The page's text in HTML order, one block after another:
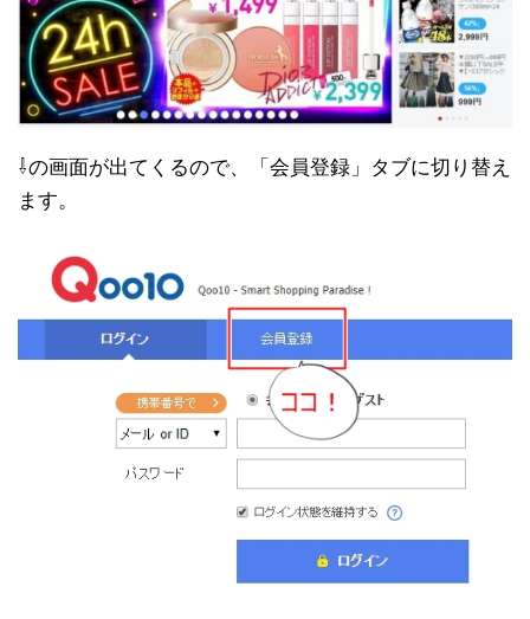
⇩の画面が出てくるので、「会員登録」タブに切り替え
ます。